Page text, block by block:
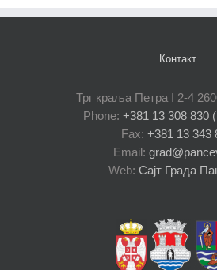
Контакт
Трг краља Петра I 2-4
Phone: +381 13 308 830
Fax: +381 13 343
Email:
Web: Сајт Града